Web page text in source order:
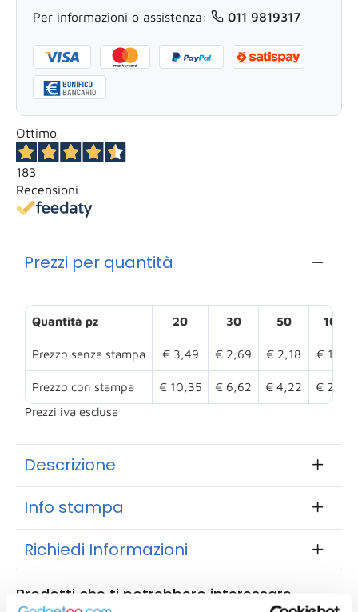
Per informazioni o assistenza:
011 9819317
Ottimo
183
Recensioni
Prezzi per quantità
Quantità pz 20 30 50 100
Prezzo senza stampa € 3,49 € 2,69 € 2,18 € 1,78
Prezzo con stampa € 10,35 € 6,62 € 4,22
€ 2,67
Prezzi iva esclusa
Descrizione
Info stampa
Richiedi Informazioni
Prodotti che ti potrebbero interessare